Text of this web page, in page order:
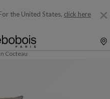
the United States, click here
Cocteau